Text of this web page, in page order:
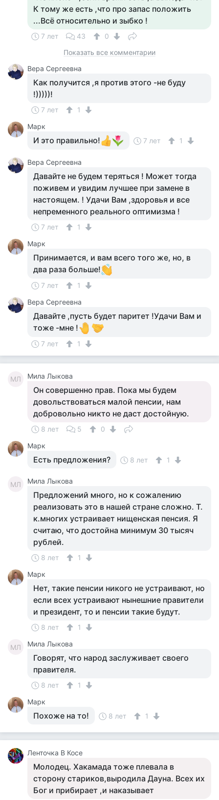
К тому же есть ,что про запас положить
...Всё относительно и зыбко !
7 лет 43
0
Показать все комментарии
Вера Сергеевна
Как получится ,я против этого -не буду
!)))))!
7 лет
1
Марк
И это правильно! 7 лет 1
Вера Сергеевна
Давайте не будем теряться ! Может тогда
поживем и увидим лучшее при замене в
настоящем. ! Удачи Вам ,здоровья и все
непременного реального оптимизма !
7 лет
1
Марк
Принимается, и вам всего того же, но, в
два раза больше!
7 лет
1
Вера Сергеевна
Давайте ,пусть будет паритет !Удачи Вам и
тоже -мне !
7 лет 1
МЛ Мила Лыкова
Он совершенно прав. Пока мы будем
довольствоваться малой пенсии, нам
добровольно никто не даст достойную.
8 лет 5
0
Марк
Есть предложения? 8 лет 1
МЛ Мила Лыкова
Предложений много, но к сожалению
реализовать это в нашей стране сложно. Т.
к.многих устраивает нищенская пенсия. Я
считаю, что достойна минимум 30 тысяч
рублей.
8 лет
1
Марк
Нет, такие пенсии никого не устраивают, но
если всех устраивают нынешние правители
и президент, то и пенсии такие будут.
8 лет 1
МЛ Мила Лыкова
Говорят, что народ заслуживает своего
правителя.
8 лет
1
Марк
Похоже на то! 8 лет 1
Ленточка В Косе
Молодец. Хакамада тоже плевала в
сторону стариков,выродила Дауна. Всех их
Бог и прибирает ,и наказывает